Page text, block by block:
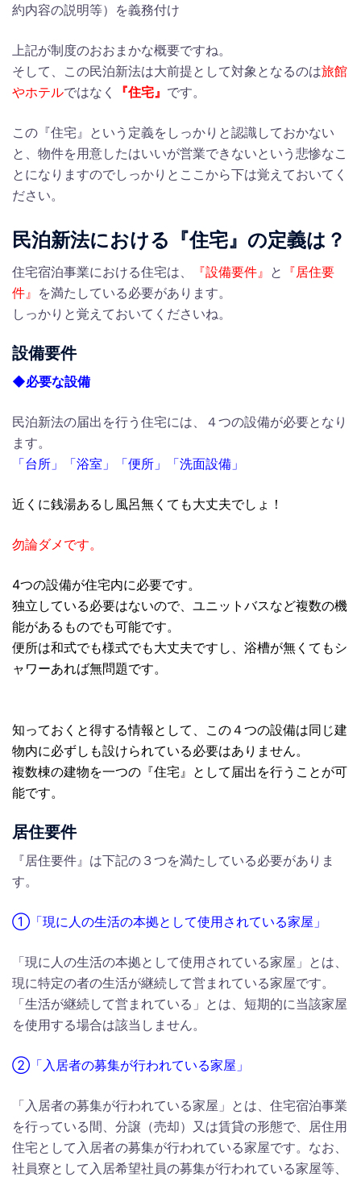
約内容の説明等）を義務付け
上記が制度のおおまかな概要ですね。
そして、この民泊新法は大前提として対象となるのは旅館
やホテルではなく 『住宅』 です。
この『住宅』という定義をしっかりと認識しておかない
と、物件を用意したはいいが営業できないという悲惨なこ
とになりますのでしっかりとここから下は覚えておいてく
ださい。
民泊新法における『住宅』の定義は？
住宅宿泊事業における住宅は、 『設備要件』 と 『居住要
件』 を満たしている必要があります。
しっかりと覚えておいてくださいね。
設備要件
◆必要な設備
民泊新法の届出を行う住宅には、４つの設備が必要となり
ます。
「台所」「浴室」「便所」「洗面設備」
近くに銭湯あるし風呂無くても大丈夫でしょ！
勿論ダメです。
4つの設備が住宅内に必要です。
独立している必要はないので、ユニットバスなど複数の機
能があるものでも可能です。
便所は和式でも様式でも大丈夫ですし、浴槽が無くてもシ
ャワーあれば無問題です。
知っておくと得する情報として、この４つの設備は同じ建
物内に必ずしも設けられている必要はありません。
複数棟の建物を一つの『住宅』として届出を行うことが可
能です。
居住要件
『居住要件』は下記の３つを満たしている必要がありま
す。
①「現に人の生活の本拠として使用されている家屋」
「現に人の生活の本拠として使用されている家屋」とは、
現に特定の者の生活が継続して営まれている家屋です。
「生活が継続して営まれている」とは、短期的に当該家屋
を使用する場合は該当しません。
②「入居者の募集が行われている家屋」
「入居者の募集が行われている家屋」とは、住宅宿泊事業
を行っている間、分譲（売却）又は賃貸の形態で、居住用
住宅として入居者の募集が行われている家屋です。なお、
社員寮として入居希望社員の募集が行われている家屋等、